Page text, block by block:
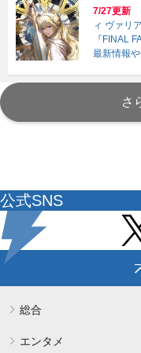
7/27更新
ィ ヴァリ
『FINAL
最新情報
さ
公式SNS
総合
エンタメ